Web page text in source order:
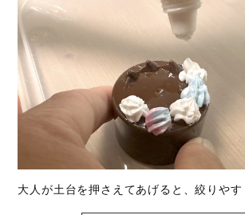
大人が土台を押さえてあげると、絞りやす